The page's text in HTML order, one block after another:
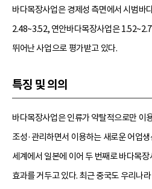
바다목장사업은 경제성 측면에서 시범바
2.48~3.52, 연안바다목장사업은
뛰어난 사업으로 평가받고 있다.
특징 및 의의
바다목장사업은 인류가 약탈적으로만 이
조성·관리하면서 이용하는 새로운 어업
세계에서 일본에 이어 두 번째로 바다목
효과를 거두고 있다. 최근 중국도 우리나